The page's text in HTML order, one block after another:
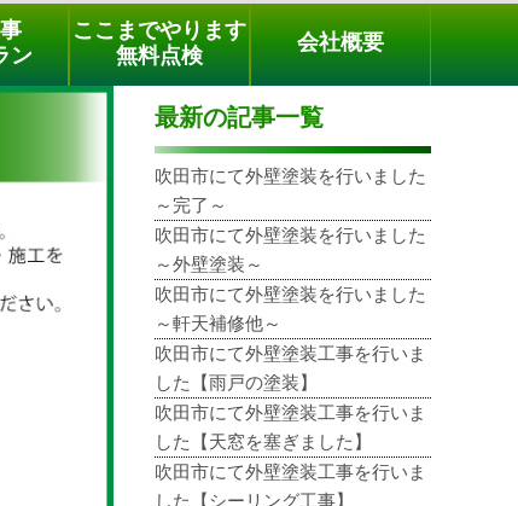
でのご相談
[9時～18時まで受付中]
ン
ここまでやります
無料点検
会社概要
最新の記事一覧
吹田市にて外壁塗装を行いました
～完了～
吹田市にて外壁塗装を行いました
～外壁塗装～
吹田市にて外壁塗装を行いました
～軒天補修他～
吹田市にて外壁塗装工事を行いま
した【雨戸の塗装】
吹田市にて外壁塗装工事を行いま
した【天窓を塞ぎました】
吹田市にて外壁塗装工事を行いま
した【シーリング工事】